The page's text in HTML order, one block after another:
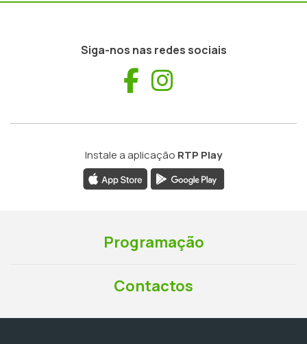
Siga-nos nas redes sociais
Facebook
Instale a aplicação RTP Play
Programação
Contactos